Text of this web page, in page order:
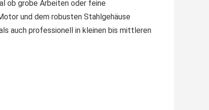
ob grobe Arbeiten oder feine
und dem robusten Stahlgehäuse
auch professionell in kleinen bis mittleren